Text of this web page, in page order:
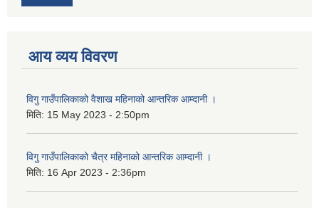
आय व्यय विवरण
विगु गाउँपालिकाको वैशाख महिनाको आन्तरिक आम्दानी ।
मिति: 15 May 2023 - 2:50pm
विगु गाउँपालिकाको चैत्र महिनाको आन्तरिक आम्दानी ।
मिति: 16 Apr 2023 - 2:36pm